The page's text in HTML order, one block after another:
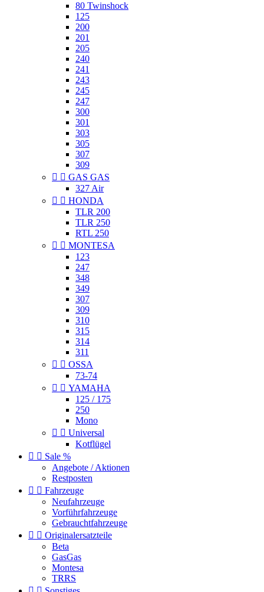
80 Twinshock
125
200
201
205
240
241
243
245
247
300
301
303
305
307
309
  GAS GAS
327 Air
  HONDA
TLR 200
TLR 250
RTL 250
  MONTESA
123
247
348
349
307
309
310
315
314
311
  OSSA
73-74
  YAMAHA
125 / 175
250
Mono
  Universal
Kotflügel
  Sale %
Angebote / Aktionen
Restposten
  Fahrzeuge
Neufahrzeuge
Vorführfahrzeuge
Gebrauchtfahrzeuge
  Originalersatzteile
Beta
GasGas
Montesa
TRRS